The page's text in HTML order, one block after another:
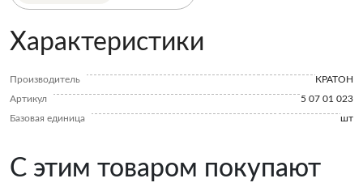
Характеристики
Производитель
КРАТОН
Артикул
5 07 01 023
Базовая единица
шт
С этим товаром покупают